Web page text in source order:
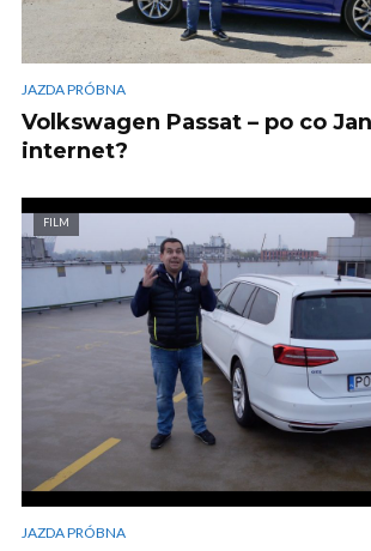
JAZDA PRÓBNA
Volkswagen Passat – po co
internet?
FILM
JAZDA PRÓBNA